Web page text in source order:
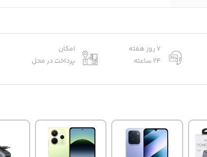
7 روز هفته
24 ساعته
امکان
پرداخت در محل